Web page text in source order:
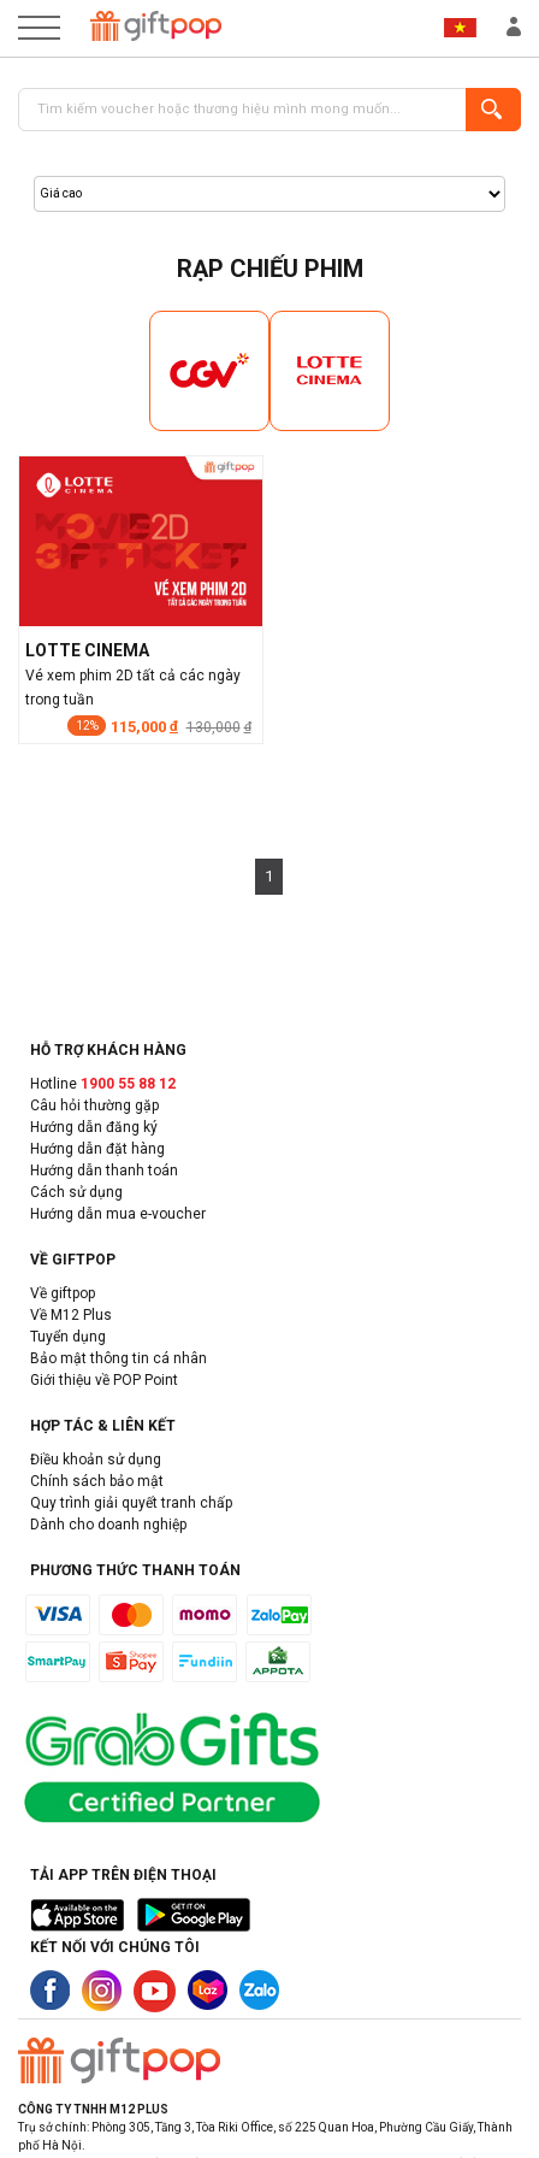
RẠP CHIẾU PHIM
LOTTE CINEMA
Vé xem phim 2D tất cả các ngày
trong tuần
12% 115,000 đ 130,000 đ
1
HỖ TRỢ KHÁCH HÀNG
Hotline 1900 55 88 12
Câu hỏi thường gặp
Hướng dẫn đăng ký
Hướng dẫn đặt hàng
Hướng dẫn thanh toán
Cách sử dụng
Hướng dẫn mua e-voucher
VỀ GIFTPOP
Về giftpop
Về M12 Plus
Tuyển dụng
Bảo mật thông tin cá nhân
Giới thiệu về POP Point
HỢP TÁC & LIÊN KẾT
Điều khoản sử dụng
Chính sách bảo mật
Quy trình giải quyết tranh chấp
Dành cho doanh nghiệp
PHƯƠNG THỨC THANH TOÁN
TẢI APP TRÊN ĐIỆN THOẠI
KẾT NỐI VỚI CHÚNG TÔI
CÔNG TY TNHH M12 PLUS
Trụ sở chính: Phòng 305, Tầng 3, Tòa Riki Office, số 225 Quan Hoa, Phường Cầu Giấy, Thành
phố Hà Nội.